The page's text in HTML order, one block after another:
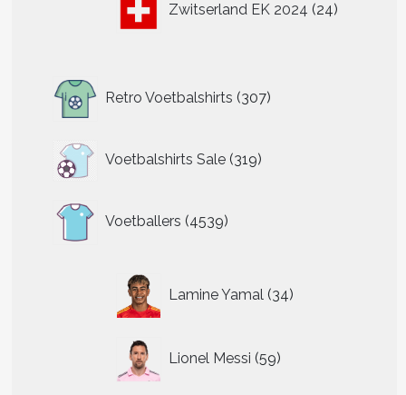
Zwitserland EK 2024 24
producten
Retro Voetbalshirts 307
producten
Voetbalshirts Sale 319
319
producten
Voetballers 4539
producten
Lamine Yamal 34
producten
Lionel Messi 59
producten